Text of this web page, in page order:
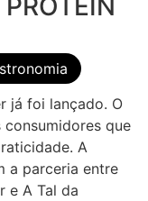
já foi lançado. O
que
A
a parceria entre
e A Tal da